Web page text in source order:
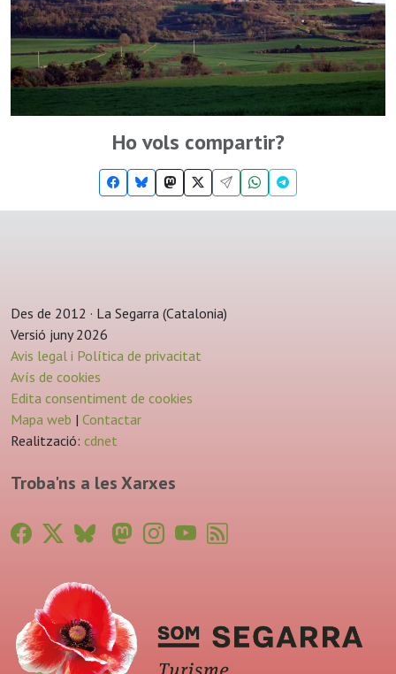
Ho vols compartir?
Des de 2012 · La Segarra (Catalonia)
Versió juny 2026
Avis legal i Política de privacitat
Avís de cookies
Edita consentiment de cookies
Mapa web | Contactar
Realització: cdnet
Troba'ns a les Xarxes